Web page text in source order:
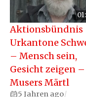
Aktionsbündnis
Urkantone
– Mensch sein,
Gesicht zeigen –
Musers Märtl
5 Jahren ago/